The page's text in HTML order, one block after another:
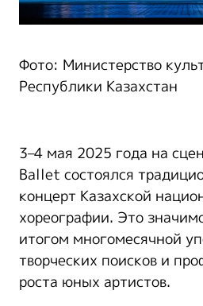
Фото: Министерство
Республики Казахстан
3–4 мая 2025 года на
Ballet состоялся
концерт Казахской
хореографии. Это
итогом многомесячной
творческих поисков и
роста юных артистов.